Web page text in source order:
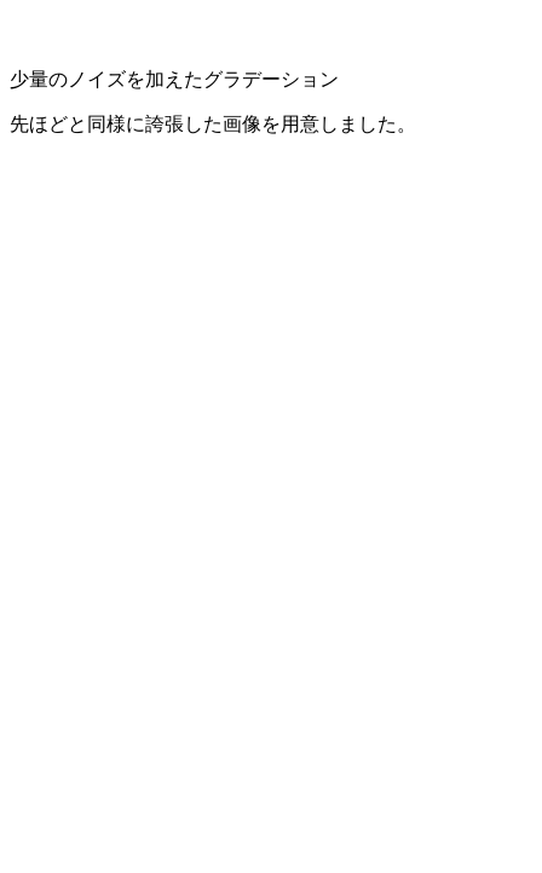
少量のノイズを加えたグラデーション
先ほどと同様に誇張した画像を用意しました。